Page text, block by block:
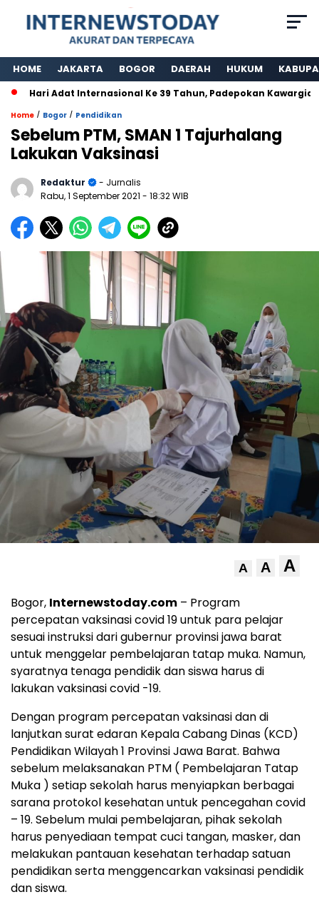
HOME JAKARTA BOGOR DAERAH HUKUM
Adat Internasional Ke 39 Tahun, Padepokan Kawargian
Home / Bogor / Pendidikan
Sebelum PTM, SMAN 1 Tajurhalang
Lakukan Vaksinasi
Redaktur
- Jurnalis
Rabu, 1 September 2021 - 18:32 WIB
A A A
Bogor, Internewstoday.com – Program
percepatan vaksinasi covid 19 untuk para pelajar
sesuai instruksi dari gubernur provinsi jawa barat
untuk menggelar pembelajaran tatap muka. Namun,
syaratnya tenaga pendidik dan siswa harus di
lakukan vaksinasi covid -19.
Dengan program percepatan vaksinasi dan di
lanjutkan surat edaran Kepala Cabang Dinas (KCD)
Pendidikan Wilayah 1 Provinsi Jawa Barat. Bahwa
sebelum melaksanakan PTM ( Pembelajaran Tatap
Muka ) setiap sekolah harus menyiapkan berbagai
sarana protokol kesehatan untuk pencegahan covid
– 19. Sebelum mulai pembelajaran, pihak sekolah
harus penyediaan tempat cuci tangan, masker, dan
melakukan pantauan kesehatan terhadap satuan
pendidikan serta menggencarkan vaksinasi pendidik
dan siswa.